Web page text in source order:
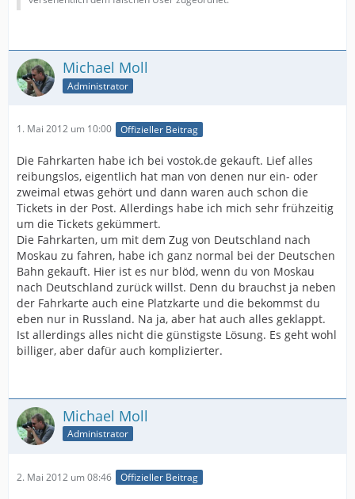
Michael Moll
Administrator
1. Mai 2012 um 10:00 Offizieller Beitrag
Die Fahrkarten habe ich bei vostok.de gekauft. Lief alles
reibungslos, eigentlich hat man von denen nur ein- oder
zweimal etwas gehört und dann waren auch schon die
Tickets in der Post. Allerdings habe ich mich sehr frühzeitig
um die Tickets gekümmert.
Die Fahrkarten, um mit dem Zug von Deutschland nach
Moskau zu fahren, habe ich ganz normal bei der Deutschen
Bahn gekauft. Hier ist es nur blöd, wenn du von Moskau
nach Deutschland zurück willst. Denn du brauchst ja neben
der Fahrkarte auch eine Platzkarte und die bekommst du
eben nur in Russland. Na ja, aber hat auch alles geklappt.
Ist allerdings alles nicht die günstigste Lösung. Es geht wohl
billiger, aber dafür auch komplizierter.
Michael Moll
Administrator
2. Mai 2012 um 08:46 Offizieller Beitrag